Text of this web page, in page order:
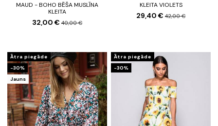
MAUD - BOHO BĒŠA MUSLĪNA
KLEITA
32,00 € 40,00 €
KLEITA VIOLETS
29,40 € 42,00 €
Ātra piegāde
-30%
Jauns
Ātra piegāde
-30%